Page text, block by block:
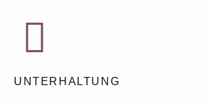
UNTERHALTUNG